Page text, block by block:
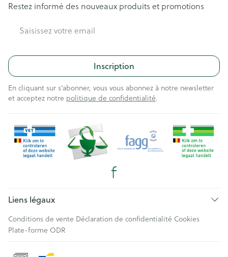
Restez informé des nouveaux produits et promotions
Inscription
En cliquant sur s'abonner, vous vous abonnez à notre newsletter
et acceptez notre politique de confidentialité.
Liens légaux
Conditions de vente Déclaration de confidentialité Cookies
Plate-forme ODR